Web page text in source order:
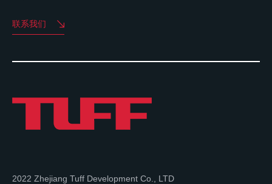
联系我们
2022 Zhejiang Tuff Development Co., LTD